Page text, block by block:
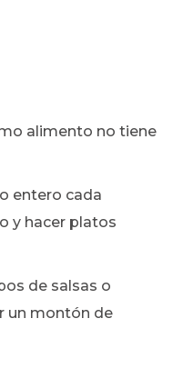
alimento no tiene
entero cada
y hacer platos
de salsas o
un montón de